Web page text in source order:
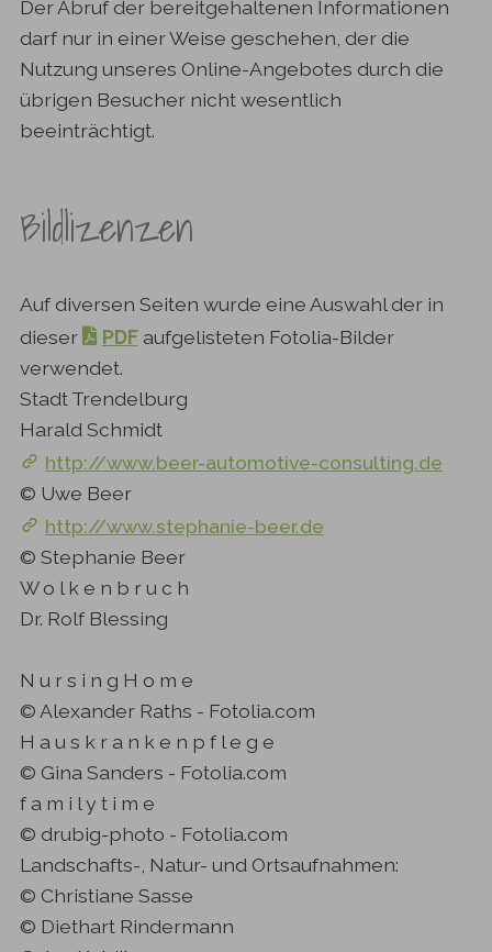
Der Abruf der bereitgehaltenen Informationen
darf nur in einer Weise geschehen, der die
Nutzung unseres Online-Angebotes durch die
übrigen Besucher nicht wesentlich
beeinträchtigt.
Bildlizenzen
Auf diversen Seiten wurde eine Auswahl der in
dieser
PDFaufgelisteten Fotolia-Bilder
verwendet.
Stadt Trendelburg
Harald Schmidt
http://www.beer-automotive-consulting.de
© Uwe Beer
http://www.stephanie-beer.de
© Stephanie Beer
W o l k e n b r u c h
Dr. Rolf Blessing
N u r s i n g H o m e
© Alexander Raths - Fotolia.com
H a u s k r a n k e n p f l e g e
© Gina Sanders - Fotolia.com
f a m i l y t i m e
© drubig-photo - Fotolia.com
Landschafts-, Natur- und Ortsaufnahmen:
© Christiane Sasse
© Diethart Rindermann